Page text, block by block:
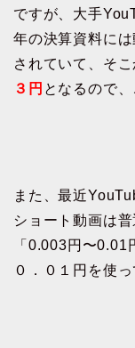
ですが、大手
年の決算資料に
されていて、そ
３円 となるので
また、最近
ショート動画は
「0.003円〜
０．０１円を使